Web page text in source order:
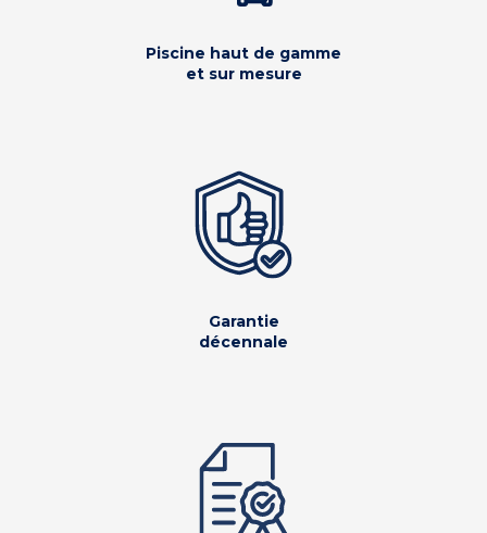
Piscine haut de gamme
et sur mesure
Garantie
décennale